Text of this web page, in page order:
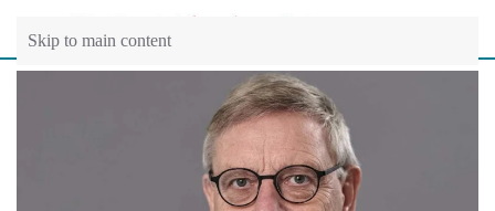
Skip to main content